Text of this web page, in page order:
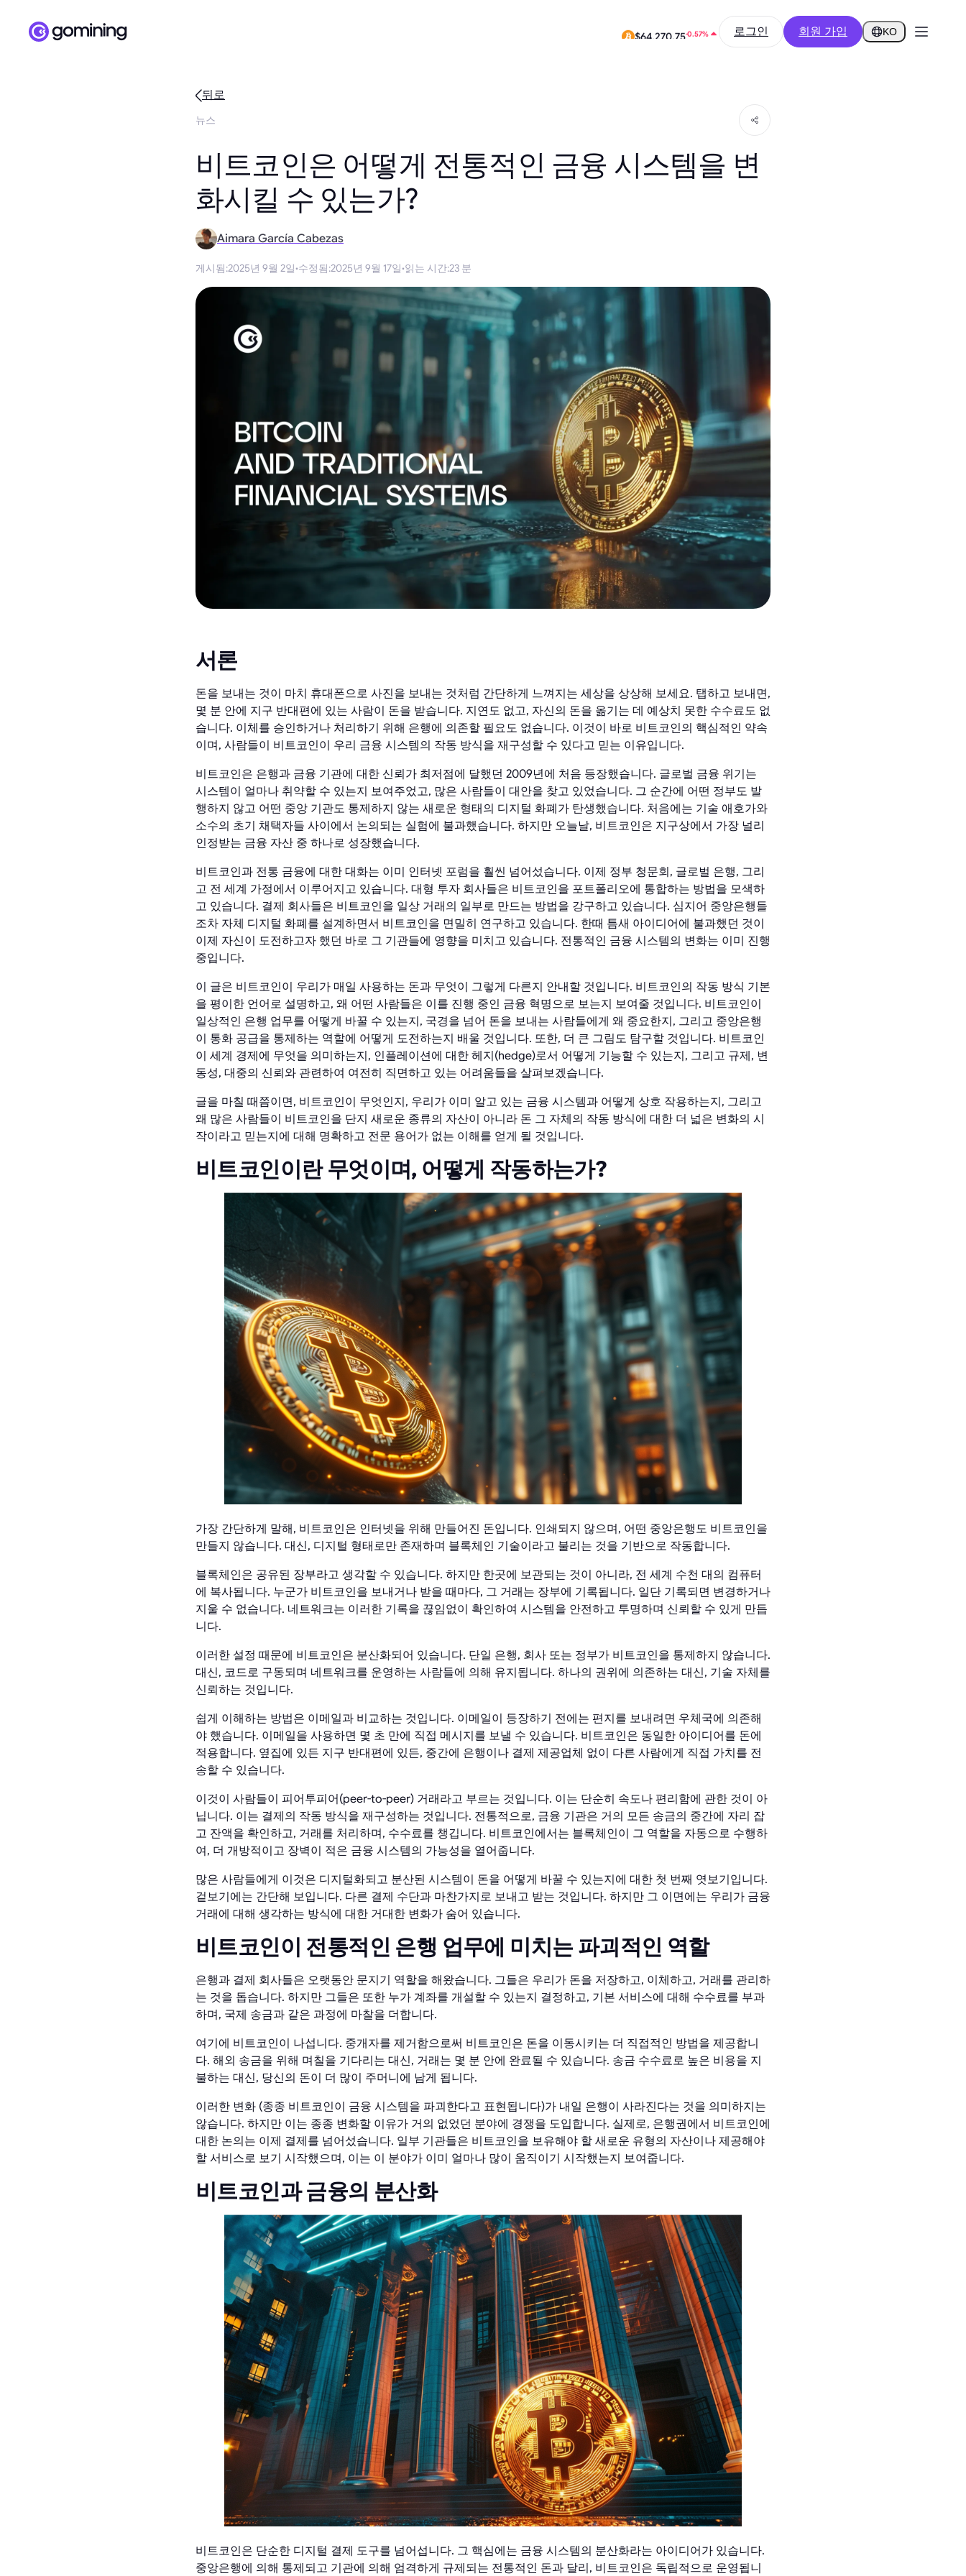
$0.2585 -9.55% 로그인 회원 가입 KO
뒤로
뉴스
비트코인은 어떻게 전통적인 금융 시스템을 변
화시킬 수 있는가?
Aimara García Cabezas
게시됨:2025년 9월 2일·수정됨:2025년 9월 17일·읽는 시간:23 분
서론
돈을 보내는 것이 마치 휴대폰으로 사진을 보내는 것처럼 간단하게 느껴지는 세상을 상상해 보세요. 탭하고 보내면,
몇 분 안에 지구 반대편에 있는 사람이 돈을 받습니다. 지연도 없고, 자신의 돈을 옮기는 데 예상치 못한 수수료도 없
습니다. 이체를 승인하거나 처리하기 위해 은행에 의존할 필요도 없습니다. 이것이 바로 비트코인의 핵심적인 약속
이며, 사람들이 비트코인이 우리 금융 시스템의 작동 방식을 재구성할 수 있다고 믿는 이유입니다.
비트코인은 은행과 금융 기관에 대한 신뢰가 최저점에 달했던 2009년에 처음 등장했습니다. 글로벌 금융 위기는
시스템이 얼마나 취약할 수 있는지 보여주었고, 많은 사람들이 대안을 찾고 있었습니다. 그 순간에 어떤 정부도 발
행하지 않고 어떤 중앙 기관도 통제하지 않는 새로운 형태의 디지털 화폐가 탄생했습니다. 처음에는 기술 애호가와
소수의 초기 채택자들 사이에서 논의되는 실험에 불과했습니다. 하지만 오늘날, 비트코인은 지구상에서 가장 널리
인정받는 금융 자산 중 하나로 성장했습니다.
비트코인과 전통 금융에 대한 대화는 이미 인터넷 포럼을 훨씬 넘어섰습니다. 이제 정부 청문회, 글로벌 은행, 그리
고 전 세계 가정에서 이루어지고 있습니다. 대형 투자 회사들은 비트코인을 포트폴리오에 통합하는 방법을 모색하
고 있습니다. 결제 회사들은 비트코인을 일상 거래의 일부로 만드는 방법을 강구하고 있습니다. 심지어 중앙은행들
조차 자체 디지털 화폐를 설계하면서 비트코인을 면밀히 연구하고 있습니다. 한때 틈새 아이디어에 불과했던 것이
이제 자신이 도전하고자 했던 바로 그 기관들에 영향을 미치고 있습니다. 전통적인 금융 시스템의 변화는 이미 진행
중입니다.
이 글은 비트코인이 우리가 매일 사용하는 돈과 무엇이 그렇게 다른지 안내할 것입니다. 비트코인의 작동 방식 기본
을 평이한 언어로 설명하고, 왜 어떤 사람들은 이를 진행 중인 금융 혁명으로 보는지 보여줄 것입니다. 비트코인이
일상적인 은행 업무를 어떻게 바꿀 수 있는지, 국경을 넘어 돈을 보내는 사람들에게 왜 중요한지, 그리고 중앙은행
이 통화 공급을 통제하는 역할에 어떻게 도전하는지 배울 것입니다. 또한, 더 큰 그림도 탐구할 것입니다. 비트코인
이 세계 경제에 무엇을 의미하는지, 인플레이션에 대한 헤지(hedge)로서 어떻게 기능할 수 있는지, 그리고 규제, 변
동성, 대중의 신뢰와 관련하여 여전히 직면하고 있는 어려움들을 살펴보겠습니다.
글을 마칠 때쯤이면, 비트코인이 무엇인지, 우리가 이미 알고 있는 금융 시스템과 어떻게 상호 작용하는지, 그리고
왜 많은 사람들이 비트코인을 단지 새로운 종류의 자산이 아니라 돈 그 자체의 작동 방식에 대한 더 넓은 변화의 시
작이라고 믿는지에 대해 명확하고 전문 용어가 없는 이해를 얻게 될 것입니다.
비트코인이란 무엇이며, 어떻게 작동하는가?
가장 간단하게 말해, 비트코인은 인터넷을 위해 만들어진 돈입니다. 인쇄되지 않으며, 어떤 중앙은행도 비트코인을
만들지 않습니다. 대신, 디지털 형태로만 존재하며 블록체인 기술이라고 불리는 것을 기반으로 작동합니다.
블록체인은 공유된 장부라고 생각할 수 있습니다. 하지만 한곳에 보관되는 것이 아니라, 전 세계 수천 대의 컴퓨터
에 복사됩니다. 누군가 비트코인을 보내거나 받을 때마다, 그 거래는 장부에 기록됩니다. 일단 기록되면 변경하거나
지울 수 없습니다. 네트워크는 이러한 기록을 끊임없이 확인하여 시스템을 안전하고 투명하며 신뢰할 수 있게 만듭
니다.
이러한 설정 때문에 비트코인은 분산화되어 있습니다. 단일 은행, 회사 또는 정부가 비트코인을 통제하지 않습니다.
대신, 코드로 구동되며 네트워크를 운영하는 사람들에 의해 유지됩니다. 하나의 권위에 의존하는 대신, 기술 자체를
신뢰하는 것입니다.
쉽게 이해하는 방법은 이메일과 비교하는 것입니다. 이메일이 등장하기 전에는 편지를 보내려면 우체국에 의존해
야 했습니다. 이메일을 사용하면 몇 초 만에 직접 메시지를 보낼 수 있습니다. 비트코인은 동일한 아이디어를 돈에
적용합니다. 옆집에 있든 지구 반대편에 있든, 중간에 은행이나 결제 제공업체 없이 다른 사람에게 직접 가치를 전
송할 수 있습니다.
이것이 사람들이 피어투피어(peer-to-peer) 거래라고 부르는 것입니다. 이는 단순히 속도나 편리함에 관한 것이 아
닙니다. 이는 결제의 작동 방식을 재구성하는 것입니다. 전통적으로, 금융 기관은 거의 모든 송금의 중간에 자리 잡
고 잔액을 확인하고, 거래를 처리하며, 수수료를 챙깁니다. 비트코인에서는 블록체인이 그 역할을 자동으로 수행하
여, 더 개방적이고 장벽이 적은 금융 시스템의 가능성을 열어줍니다.
많은 사람들에게 이것은 디지털화되고 분산된 시스템이 돈을 어떻게 바꿀 수 있는지에 대한 첫 번째 엿보기입니다.
겉보기에는 간단해 보입니다. 다른 결제 수단과 마찬가지로 보내고 받는 것입니다. 하지만 그 이면에는 우리가 금융
거래에 대해 생각하는 방식에 대한 거대한 변화가 숨어 있습니다.
비트코인이 전통적인 은행 업무에 미치는 파괴적인 역할
은행과 결제 회사들은 오랫동안 문지기 역할을 해왔습니다. 그들은 우리가 돈을 저장하고, 이체하고, 거래를 관리하
는 것을 돕습니다. 하지만 그들은 또한 누가 계좌를 개설할 수 있는지 결정하고, 기본 서비스에 대해 수수료를 부과
하며, 국제 송금과 같은 과정에 마찰을 더합니다.
여기에 비트코인이 나섭니다. 중개자를 제거함으로써 비트코인은 돈을 이동시키는 더 직접적인 방법을 제공합니
다. 해외 송금을 위해 며칠을 기다리는 대신, 거래는 몇 분 안에 완료될 수 있습니다. 송금 수수료로 높은 비용을 지
불하는 대신, 당신의 돈이 더 많이 주머니에 남게 됩니다.
이러한 변화 (종종 비트코인이 금융 시스템을 파괴한다고 표현됩니다)가 내일 은행이 사라진다는 것을 의미하지는
않습니다. 하지만 이는 종종 변화할 이유가 거의 없었던 분야에 경쟁을 도입합니다. 실제로, 은행권에서 비트코인에
대한 논의는 이제 결제를 넘어섰습니다. 일부 기관들은 비트코인을 보유해야 할 새로운 유형의 자산이나 제공해야
할 서비스로 보기 시작했으며, 이는 이 분야가 이미 얼마나 많이 움직이기 시작했는지 보여줍니다.
비트코인과 금융의 분산화
비트코인은 단순한 디지털 결제 도구를 넘어섭니다. 그 핵심에는 금융 시스템의 분산화라는 아이디어가 있습니다.
중앙은행에 의해 통제되고 기관에 의해 엄격하게 규제되는 전통적인 돈과 달리, 비트코인은 독립적으로 운영됩니